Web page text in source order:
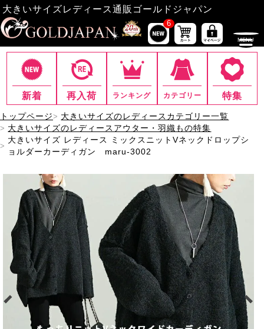
大きいサイズレディース通販ゴールドジャパン
6
新着 再入荷 ランキング カテゴリー 特集
トップページ
大きいサイズのレディースカテゴリー一覧
大きいサイズのレディースアウター・羽織もの特集
大きいサイズ レディース ミックスニットVネックドロップシ
ョルダーカーディガン maru-3002